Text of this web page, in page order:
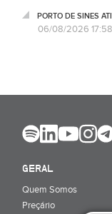
PORTO DE SINES
06/08/2026 17:58
GERAL
Quem Somos
Preçário